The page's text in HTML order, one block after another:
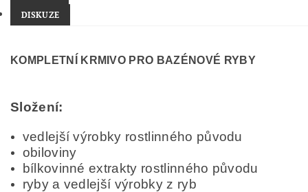
DISKUZE
KOMPLETNÍ KRMIVO PRO BAZÉNOVÉ RYBY
Složení:
vedlejší výrobky rostlinného původu
obiloviny
bílkovinné extrakty rostlinného původu
ryby a vedlejší výrobky z ryb